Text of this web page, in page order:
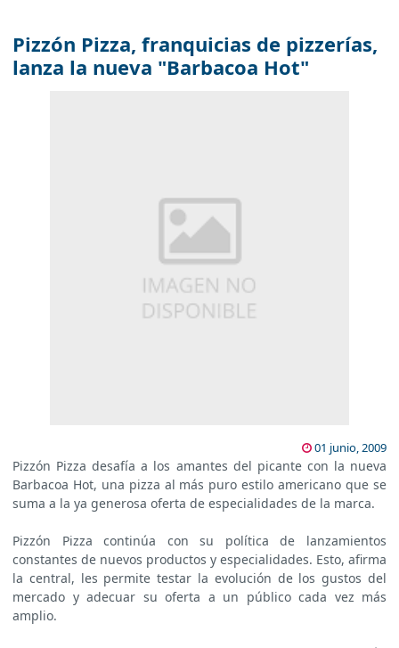
Pizzón Pizza, franquicias de pizzerías,
lanza la nueva "Barbacoa Hot"
01 junio, 2009
Pizzón Pizza desafía a los amantes del picante con la nueva
Barbacoa Hot, una pizza al más puro estilo americano que se
suma a la ya generosa oferta de especialidades de la marca.
Pizzón Pizza continúa con su política de lanzamientos
constantes de nuevos productos y especialidades. Esto, afirma
la central, les permite testar la evolución de los gustos del
mercado y adecuar su oferta a un público cada vez más
amplio.